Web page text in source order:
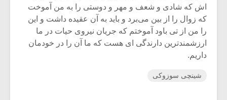
اش که شادی و شعف و مهر و دوستی را به من آموخت
که زوال را از بین می‌برد و باید به آن عقیده داشت و این
را من از تی باود آموختم که جریان نیروی حیات در ما
ارزشمندترین دارندگی ای هست که ما آن را در خودمان
داریم.
شینچی سوزوکی